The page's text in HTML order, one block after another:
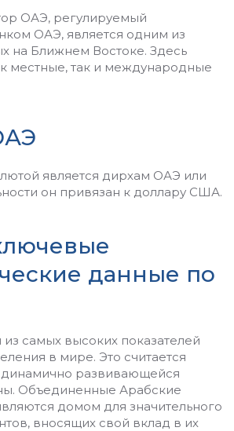
ОАЭ, регулируемый
ОАЭ, является одним из
на Ближнем Востоке. Здесь
местные, так и международные
является дирхам ОАЭ или
он привязан к доллару США.
данные по
самых высоких показателей
в мире. Это считается
динамично развивающейся
Объединенные Арабские
домом для значительного
вносящих свой вклад в их